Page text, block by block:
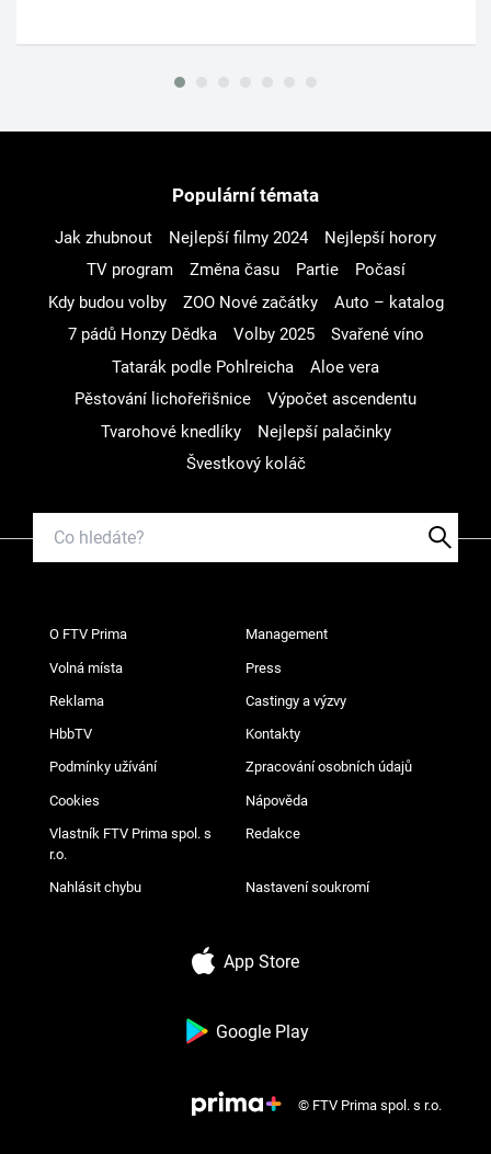
Populární témata
Jak zhubnout Nejlepší filmy 2024
Nejlepší horory
TV program
Změna času Partie
Počasí
Kdy budou volby
ZOO Nové začátky
Auto – katalog
7 pádů Honzy Dědka
Volby 2025
Svařené víno
Tatarák podle Pohlreicha
Aloe vera
Pěstování lichořeřišnice
Výpočet ascendentu
Tvarohové knedlíky
Nejlepší palačinky
Švestkový koláč
O FTV Prima Management
Volná místa Press
Reklama Castingy a výzvy
HbbTV Kontakty
Podmínky užívání Zpracování osobních údajů
Cookies Nápověda
Vlastník FTV Prima spol. s
r.o.
Redakce
Nahlásit chybu Nastavení soukromí
App Store
Google Play
© FTV Prima spol. s r.o.